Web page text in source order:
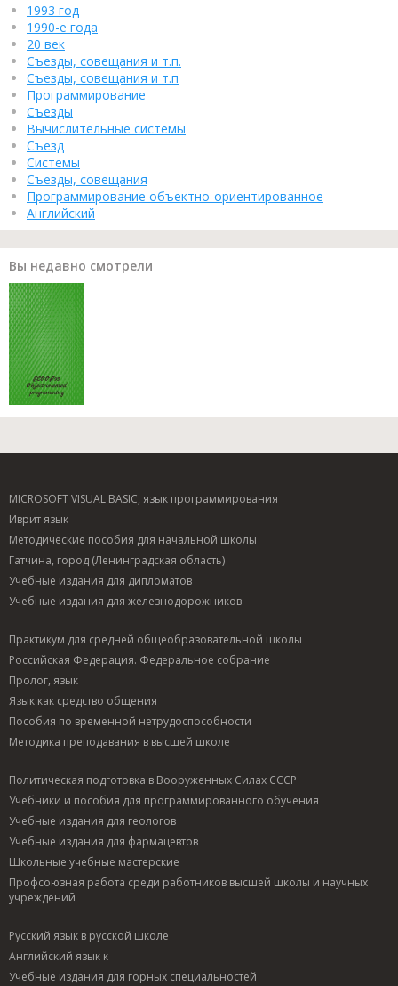
1993 год
1990-е года
20 век
Съезды, совещания и т.п.
Съезды, совещания и т.п
Программирование
Съезды
Вычислительные системы
Съезд
Системы
Съезды, совещания
Программирование объектно-ориентированное
Английский
Вы недавно смотрели
MICROSOFT VISUAL BASIC, язык программирования
Иврит язык
Методические пособия для начальной школы
Гатчина, город (Ленинградская область)
Учебные издания для дипломатов
Учебные издания для железнодорожников
Практикум для средней общеобразовательной школы
Российская Федерация. Федеральное собрание
Пролог, язык
Язык как средство общения
Пособия по временной нетрудоспособности
Методика преподавания в высшей школе
Политическая подготовка в Вооруженных Силах СССР
Учебники и пособия для программированного обучения
Учебные издания для геологов
Учебные издания для фармацевтов
Школьные учебные мастерские
Профсоюзная работа среди работников высшей школы и научных
учреждений
Русский язык в русской школе
Английский язык к
Учебные издания для горных специальностей